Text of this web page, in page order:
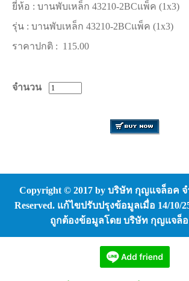
ยี่ห้อ : บานพับเหล็ก 43210-2BCแพ็ค (1x3)
รุ่น : บานพับเหล็ก 43210-2BCแพ็ค (1x3)
ราคาปกติ : 115.00
จำนวน
Copyright © 2017 by บริษัท กุญแจล็อค จ
Reserved. แก้ไขปรับปรุงข้อมูลเมื่อ 14/10/
ถูกต้องข้อมูลโดย บริษัท กุญแจล็